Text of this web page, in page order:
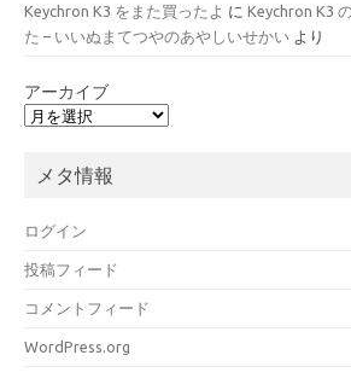
Keychron K3 をまた買ったよ に Keychron K3
た – いいぬまてつやのあやしいせかい より
アーカイブ
メタ情報
ログイン
投稿フィード
コメントフィード
WordPress.org